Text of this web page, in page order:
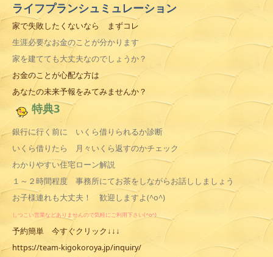
ライフプランシュミュレーション
家で失敗したくないなら まずコレ
生涯必要なお金のことが分かります
家を建てても大丈夫なのでしょうか？
お金のことが心配な方は
あなたの未来予報をみてみませんか？
特典3
銀行に行く前に いくら借りられるか診断
いくら借りたら 月々いくら返すのかチェック
わかりやすい住宅ローン解説
１～２時間程度 事務所にてお茶をしながらお話ししましょう
お子様連れも大丈夫！ 歓迎しますよ(^o^)
しつこい営業などありませんので気軽にご利用下さい(^o^)
予約簡単 今すぐクリック↓↓↓
https://team-kigokoroya.jp/inquiry/